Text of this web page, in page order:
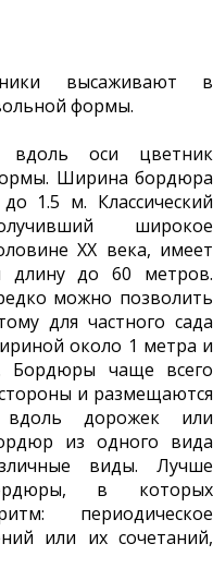
высаживают в
формы.
оси цветник
Ширина бордюра
1.5 м. Классический
широкое
ХХ века, имеет
до 60 метров.
можно позволить
для частного сада
около 1 метра и
чаще всего
и размещаются
вдоль дорожек или
из одного вида
виды. Лучше
в которых
периодическое
или их сочетаний,